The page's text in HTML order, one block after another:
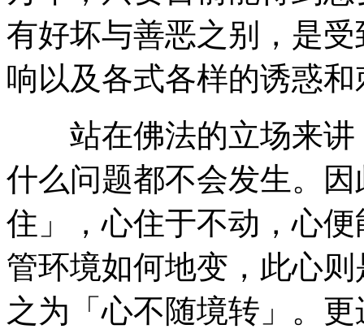
有好坏与善恶之别，是
响以及各式各样的诱惑
站在佛法的立场来讲
什么问题都不会发生。
住」，心住于不动，心
管环境如何地变，此心
之为「心不随境转」。